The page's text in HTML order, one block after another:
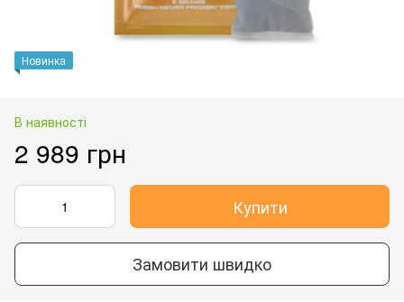
Новинка
В наявності
2 989 грн
Купити
Замовити швидко